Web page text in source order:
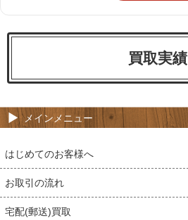
買取実績
メインメニュー
はじめてのお客様へ
お取引の流れ
宅配(郵送)買取